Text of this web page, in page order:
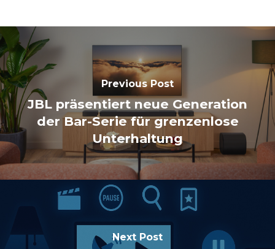
Previous Post
JBL präsentiert neue Generation
der Bar-Serie für grenzenlose
Unterhaltung
Next Post